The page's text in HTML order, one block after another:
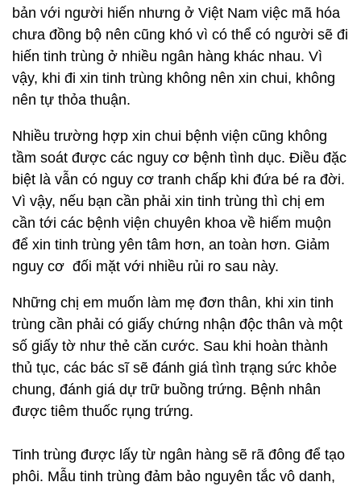
bản với người hiến nhưng ở Việt Nam việc mã hóa
chưa đồng bộ nên cũng khó vì có thể có người sẽ đi
hiến tinh trùng ở nhiều ngân hàng khác nhau. Vì
vậy, khi đi xin tinh trùng không nên xin chui, không
nên tự thỏa thuận.
Nhiều trường hợp xin chui bệnh viện cũng không
tầm soát được các nguy cơ bệnh tình dục. Điều đặc
biệt là vẫn có nguy cơ tranh chấp khi đứa bé ra đời.
Vì vậy, nếu bạn cần phải xin tinh trùng thì chị em
cần tới các bệnh viện chuyên khoa về hiếm muộn
để xin tinh trùng yên tâm hơn, an toàn hơn. Giảm
nguy cơ đối mặt với nhiều rủi ro sau này.
Những chị em muốn làm mẹ đơn thân, khi xin tinh
trùng cần phải có giấy chứng nhận độc thân và một
số giấy tờ như thẻ căn cước. Sau khi hoàn thành
thủ tục, các bác sĩ sẽ đánh giá tình trạng sức khỏe
chung, đánh giá dự trữ buồng trứng. Bệnh nhân
được tiêm thuốc rụng trứng.
Tinh trùng được lấy từ ngân hàng sẽ rã đông để tạo
phôi. Mẫu tinh trùng đảm bảo nguyên tắc vô danh,